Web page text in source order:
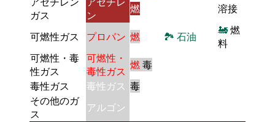
ガス
ン
燃 溶接
可燃性ガス プロパン 燃 🏞 石油 🚂燃
料
可燃性・毒
性ガス
可燃性・
毒性ガス 燃毒
毒性ガス
毒性ガス 毒
その他のガ
ス
アルゴン